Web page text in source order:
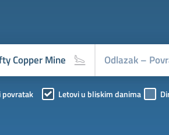
povratak Letovi u bliskim danima